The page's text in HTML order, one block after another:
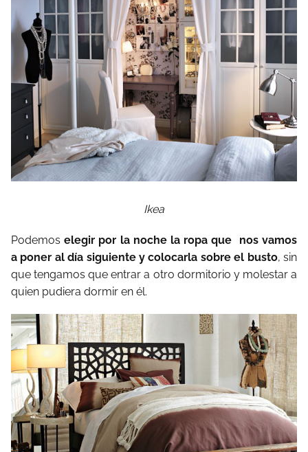
Ikea
Podemos elegir por la noche la ropa que nos vamos
a poner al día siguiente y colocarla sobre el busto, sin
que tengamos que entrar a otro dormitorio y molestar a
quien pudiera dormir en él.